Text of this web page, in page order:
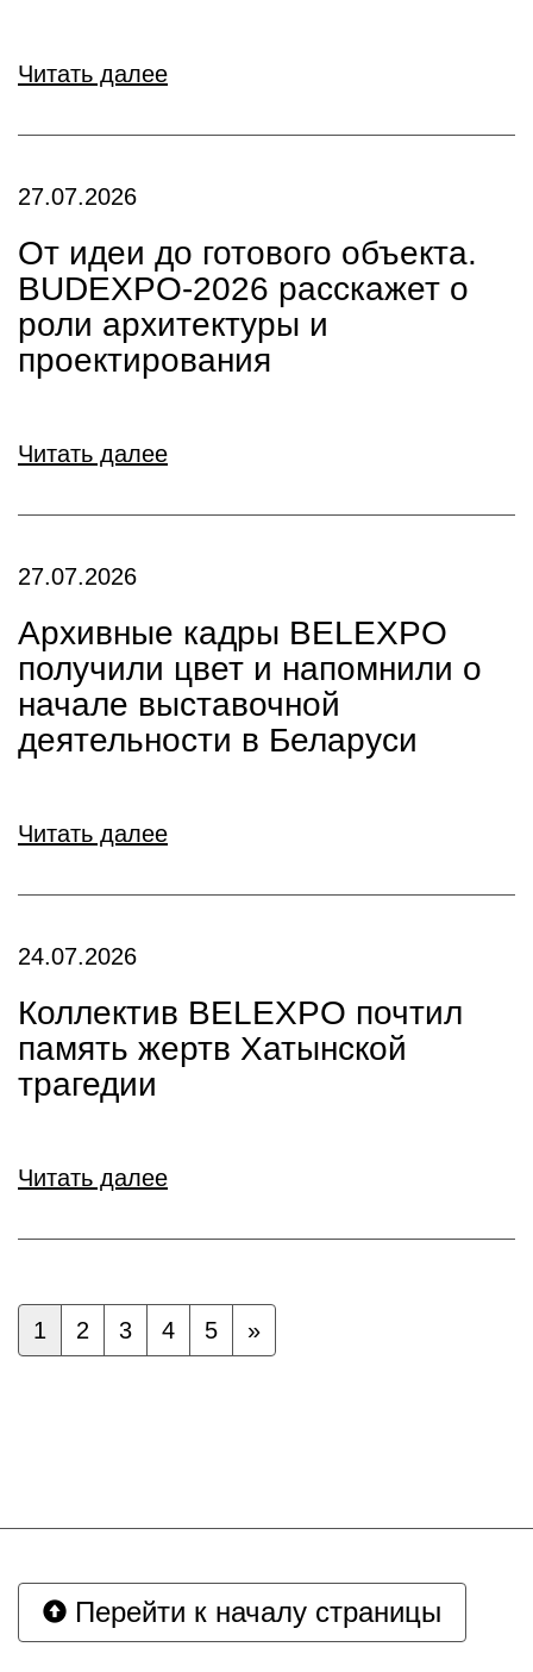
Читать далее
27.07.2026
От идеи до готового объекта.
BUDEXPO-2026 расскажет о
роли архитектуры и
проектирования
Читать далее
27.07.2026
Архивные кадры BELEXPO
получили цвет и напомнили о
начале выставочной
деятельности в Беларуси
Читать далее
24.07.2026
Коллектив BELEXPO почтил
память жертв Хатынской
трагедии
Читать далее
1 2 3 4 5 »
Перейти к началу страницы